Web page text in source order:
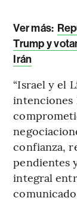
Ver más:
Trump y
Irán
“Israel y el
intenciones
confianza,
pendientes
integral